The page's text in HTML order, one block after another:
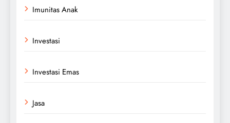
Imunitas Anak
Investasi
Investasi Emas
Jasa